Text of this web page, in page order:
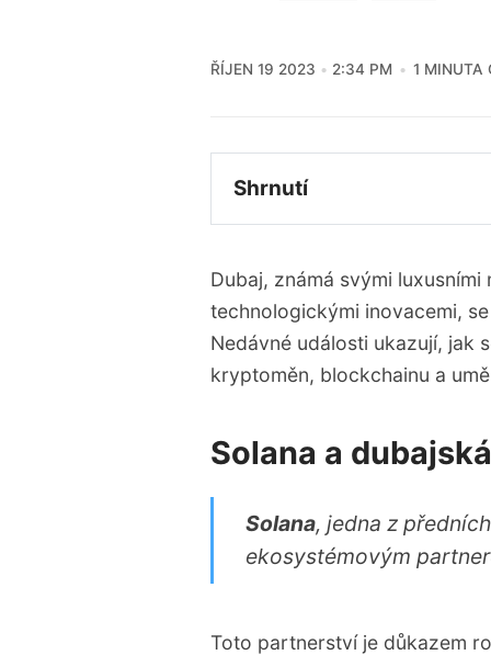
ŘÍJEN 19 2023 2:34 PM 1 MINUTA
Shrnutí
Solana se stává
Ras Al Khaimah zavádí
Dubajská komora
Dubaj posiluje svou
Dubaj, známá svými
technologickými inovacemi,
Nedávné události ukazují, jak
kryptoměn, blockchainu a
Solana a
Solana, jedna z
ekosystémovým
Toto partnerství je důkazem